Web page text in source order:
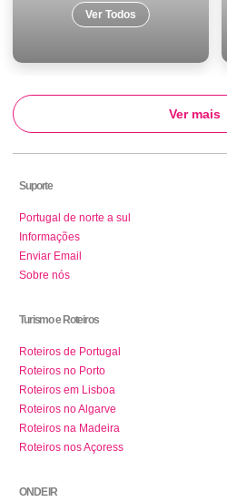
Ver Todos
Ver mais
Suporte
Portugal de norte a sul
Informações
Enviar Email
Sobre nós
Turismo e Roteiros
Roteiros de Portugal
Roteiros no Porto
Roteiros em Lisboa
Roteiros no Algarve
Roteiros na Madeira
Roteiros nos Açoress
ONDE IR